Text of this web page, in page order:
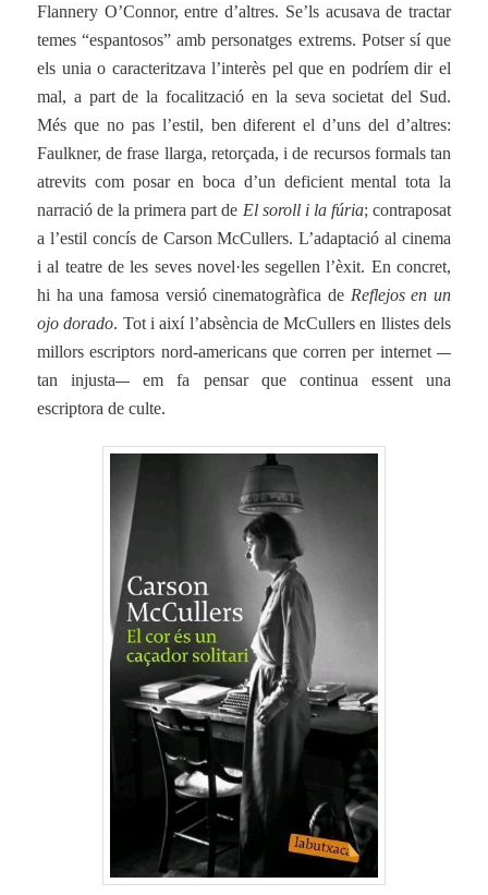
Flannery O’Connor, entre d’altres. Se’ls acusava de tractar
temes “espantosos” amb personatges extrems. Potser sí que
els unia o caracteritzava l’interès pel que en podríem dir el
mal, a part de la focalització en la seva societat del Sud.
Més que no pas l’estil, ben diferent el d’uns del d’altres:
Faulkner, de frase llarga, retorçada, i de recursos formals tan
atrevits com posar en boca d’un deficient mental tota la
narració de la primera part de El soroll i la fúria; contraposat
a l’estil concís de Carson McCullers. L’adaptació al cinema
i al teatre de les seves novel·les segellen l’èxit. En concret,
hi ha una famosa versió cinematogràfica de Reflejos en un
ojo dorado. Tot i així l’absència de McCullers en llistes dels
millors escriptors nord-americans que corren per internet —
tan injusta—em fa pensar que continua essent una
escriptora de culte.